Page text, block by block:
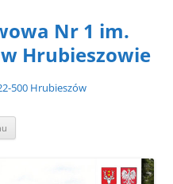
Nr 1 im.
Hrubieszowie
500 Hrubieszów